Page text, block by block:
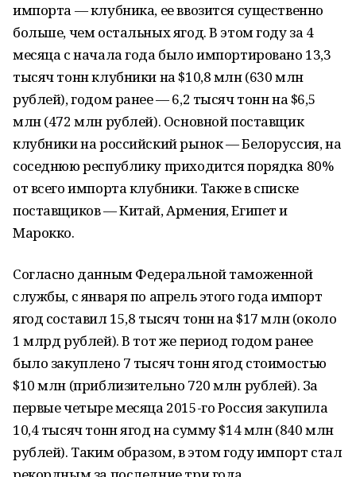
импорта — клубника, ее ввозится существенно
больше, чем остальных ягод. В этом году за 4
месяца с начала года было импортировано 13,3
тысяч тонн клубники на $10,8 млн (630 млн
рублей), годом ранее — 6,2 тысяч тонн на $6,5
млн (472 млн рублей). Основной поставщик
клубники на российский рынок — Белоруссия, на
соседнюю республику приходится порядка 80%
от всего импорта клубники. Также в списке
поставщиков — Китай, Армения, Египет и
Марокко.
Согласно данным Федеральной таможенной
службы, с января по апрель этого года импорт
ягод составил 15,8 тысяч тонн на $17 млн (около
1 млрд рублей). В тот же период годом ранее
было закуплено 7 тысяч тонн ягод стоимостью
$10 млн (приблизительно 720 млн рублей). За
первые четыре месяца 2015-го Россия закупила
10,4 тысяч тонн ягод на сумму $14 млн (840 млн
рублей). Таким образом, в этом году импорт стал